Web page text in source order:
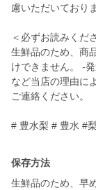
慮いただいており
＜必ずお読みくだ
生鮮品のため、商
けできません。 -
など当店の理由に
ご連絡ください。
# 豊水梨 # 豊水 #
保存方法
生鮮品のため、早